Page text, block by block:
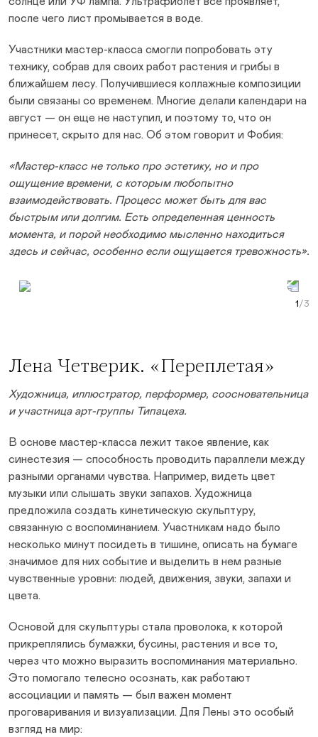
после чего лист промывается в воде.
Участники мастер-класса смогли попробовать эту
технику, собрав для своих работ растения и грибы в
ближайшем лесу. Получившиеся коллажные композиции
были связаны со временем. Многие делали календари на
август — он еще не наступил, и поэтому то, что он
принесет, скрыто для нас. Об этом говорит и Фобия:
«Мастер-класс не только про эстетику, но и про
ощущение времени, с которым любопытно
взаимодействовать. Процесс может быть для вас
быстрым или долгим. Есть определенная ценность
момента, и порой необходимо мысленно находиться
здесь и сейчас, особенно если ощущается тревожность».
Next Slide
Лена Четверик. «Переплетая»
Художница, иллюстратор, перформер, соосновательница
и участница арт-группы Типацеха.
В основе мастер-класса лежит такое явление, как
синестезия — способность проводить параллели между
разными органами чувства. Например, видеть цвет
музыки или слышать звуки запахов. Художница
предложила создать кинетическую скульптуру,
связанную с воспоминанием. Участникам надо было
несколько минут посидеть в тишине, описать на бумаге
значимое для них событие и выделить в нем разные
чувственные уровни: людей, движения, звуки, запахи и
цвета.
Основой для скульптуры стала проволока, к которой
прикреплялись бумажки, бусины, растения и все то,
через что можно выразить воспоминания материально.
Это помогало телесно осознать, как работают
ассоциации и память — был важен момент
проговаривания и визуализации. Для Лены это особый
взгляд на мир: